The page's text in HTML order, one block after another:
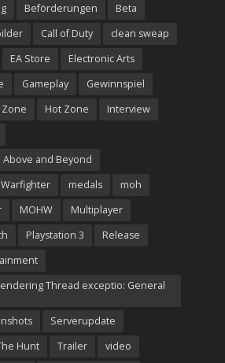
Beförderungen
Beta
Call of Duty
clean sweap
EA Store
Electronic Arts
Gameplay
Gewinnspiel
Hot Zone
Interview
and Beyond
medals
moh
MOHW
Multiplayer
Playstation 3
Release
Thread exceptio: General
Serverupdate
Hunt Trailer
video